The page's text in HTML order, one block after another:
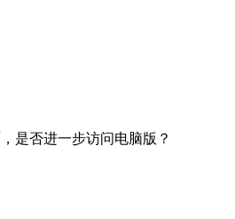
是否进一步访问电脑版？